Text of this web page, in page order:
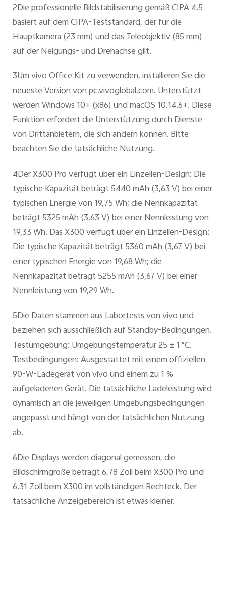
2Die professionelle Bildstabilisierung gemäß CIPA 4.5
basiert auf dem CIPA-Teststandard, der für die
Hauptkamera (23 mm) und das Teleobjektiv (85 mm)
auf der Neigungs- und Drehachse gilt.
3Um vivo Office Kit zu verwenden, installieren Sie die
neueste Version von pc.vivoglobal.com. Unterstützt
werden Windows 10+ (x86) und macOS 10.14.6+. Diese
Funktion erfordert die Unterstützung durch Dienste
von Drittanbietern, die sich ändern können. Bitte
beachten Sie die tatsächliche Nutzung.
4Der X300 Pro verfügt über ein Einzellen-Design: Die
typische Kapazität beträgt 5440 mAh (3,63 V) bei einer
typischen Energie von 19,75 Wh; die Nennkapazität
beträgt 5325 mAh (3,63 V) bei einer Nennleistung von
19,33 Wh. Das X300 verfügt über ein Einzellen-Design:
Die typische Kapazität beträgt 5360 mAh (3,67 V) bei
einer typischen Energie von 19,68 Wh; die
Nennkapazität beträgt 5255 mAh (3,67 V) bei einer
Nennleistung von 19,29 Wh.
5Die Daten stammen aus Labortests von vivo und
beziehen sich ausschließlich auf Standby-Bedingungen.
Testumgebung: Umgebungstemperatur 25 ± 1 °C.
Testbedingungen: Ausgestattet mit einem offiziellen
90-W-Ladegerät von vivo und einem zu 1 %
aufgeladenen Gerät. Die tatsächliche Ladeleistung wird
dynamisch an die jeweiligen Umgebungsbedingungen
angepasst und hängt von der tatsächlichen Nutzung
ab.
6Die Displays werden diagonal gemessen, die
Bildschirmgröße beträgt 6,78 Zoll beim X300 Pro und
6,31 Zoll beim X300 im vollständigen Rechteck. Der
tatsächliche Anzeigebereich ist etwas kleiner.